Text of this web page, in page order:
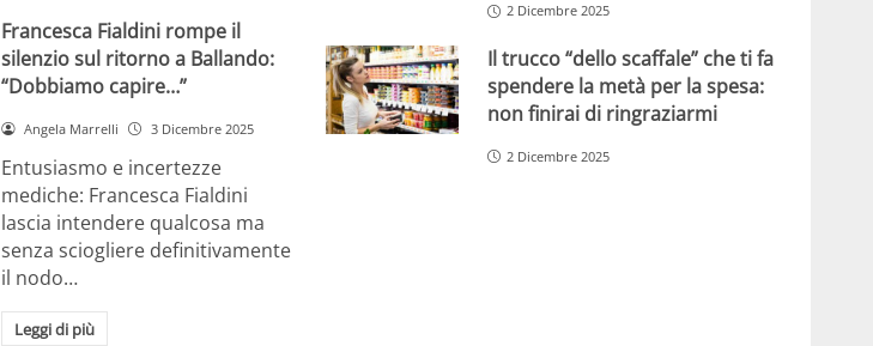
Francesca Fialdini rompe il
silenzio sul ritorno a Ballando:
“Dobbiamo capire…”
Angela Marrelli 3 Dicembre 2025
Entusiasmo e incertezze
mediche: Francesca Fialdini
lascia intendere qualcosa ma
senza sciogliere definitivamente
il nodo…
Leggi di più
2 Dicembre 2025
Il trucco “dello scaffale” che ti fa
spendere la metà per la spesa:
non finirai di ringraziarmi
2 Dicembre 2025